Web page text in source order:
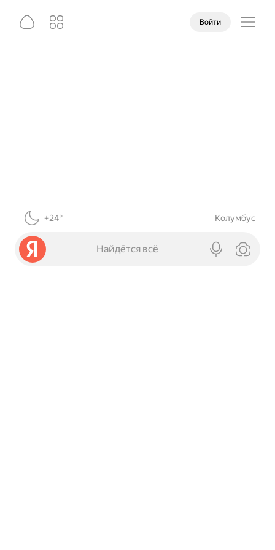
Войти
+24° Колумбус
Найдётся всё